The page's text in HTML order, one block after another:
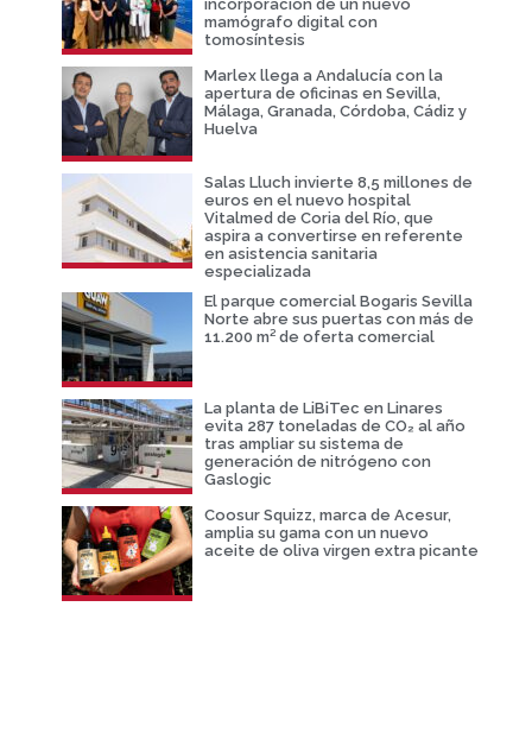
incorporación de un nuevo
mamógrafo digital con
tomosíntesis
Marlex llega a Andalucía con la
apertura de oficinas en Sevilla,
Málaga, Granada, Córdoba, Cádiz y
Huelva
Salas Lluch invierte 8,5 millones de
euros en el nuevo hospital
Vitalmed de Coria del Río, que
aspira a convertirse en referente
en asistencia sanitaria
especializada
El parque comercial Bogaris Sevilla
Norte abre sus puertas con más de
11.200 m² de oferta comercial
La planta de LiBiTec en Linares
evita 287 toneladas de CO₂ al año
tras ampliar su sistema de
generación de nitrógeno con
Gaslogic
Coosur Squizz, marca de Acesur,
amplia su gama con un nuevo
aceite de oliva virgen extra picante